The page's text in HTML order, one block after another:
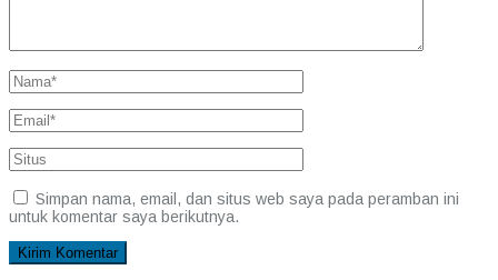
Simpan nama, email, dan situs web saya pada peramban ini
untuk komentar saya berikutnya.